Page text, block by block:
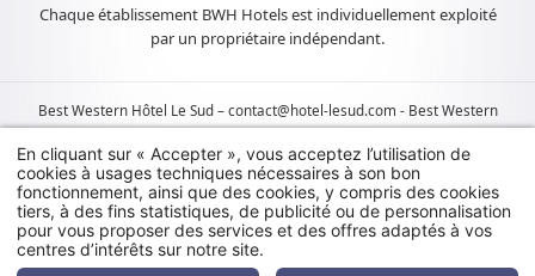
Chaque établissement BWH Hotels est individuellement exploité
par un propriétaire indépendant.
Best WesternHôtel Le Sud –contact@hotel-lesud.com - Best Western
Rewards-Hapipowered byMMCréation.Mentions légales-Utilisation
des cookies
En cliquant sur « Accepter », vous acceptez l’utilisation de
cookies à usages techniques nécessaires à son bon
fonctionnement, ainsi que des cookies, y compris des cookies
tiers, à des fins statistiques, de publicité ou de personnalisation
pour vous proposer des services et des offres adaptés à vos
centres d’intérêts sur notre site.